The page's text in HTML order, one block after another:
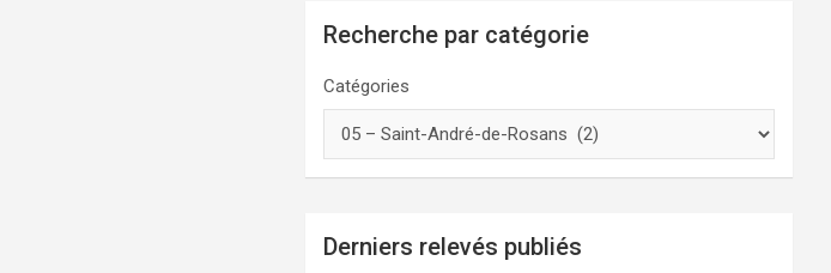
Recherche par catégorie
Catégories
Derniers relevés publiés